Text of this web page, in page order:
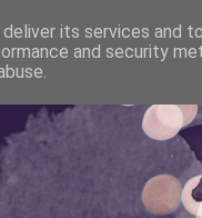
Bücherits services and
and security